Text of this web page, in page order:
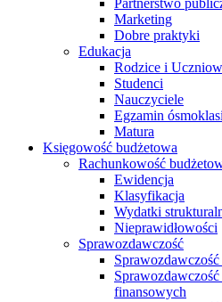
Partnerstwo
Marketing
Dobre praktyki
Edukacja
Rodzice i
Studenci
Nauczyciele
Egzamin
Matura
Księgowość budżetowa
Rachunkowość
Ewidencja
Klasyfikacja
Wydatki
Nieprawidłowości
Sprawozdawczość
finansowych